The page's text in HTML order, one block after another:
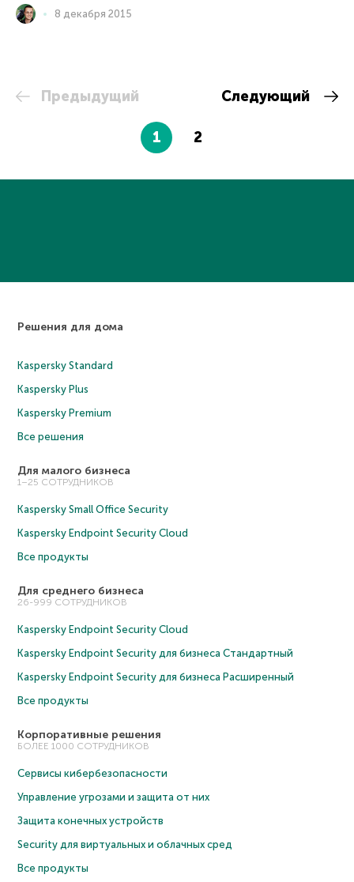
8 декабря 2015
Предыдущий
1 2
Следующий
Решения для дома
Kaspersky Standard
Kaspersky Plus
Kaspersky Premium
Все решения
Для малого бизнеса
1–25 СОТРУДНИКОВ
Kaspersky Small Office Security
Kaspersky Endpoint Security Cloud
Все продукты
Для среднего бизнеса
26-999 СОТРУДНИКОВ
Kaspersky Endpoint Security Cloud
Kaspersky Endpoint Security для бизнеса Cтандартный
Kaspersky Endpoint Security для бизнеса Расширенный
Все продукты
Корпоративные решения
БОЛЕЕ 1000 СОТРУДНИКОВ
Сервисы кибербезопасности
Управление угрозами и защита от них
Защита конечных устройств
Security для виртуальных и облачных сред
Все продукты